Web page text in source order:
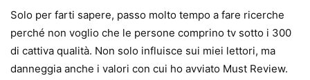
Solo per farti sapere, passo molto tempo a fare ricerche
perché non voglio che le persone comprino tv sotto i 300
di cattiva qualità. Non solo influisce sui miei lettori, ma
danneggia anche i valori con cui ho avviato Must Review.